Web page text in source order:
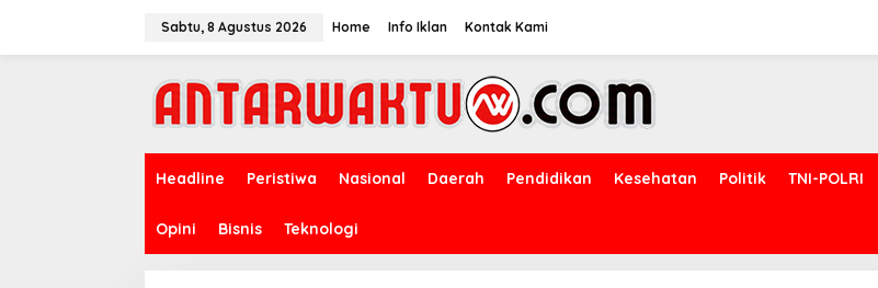
Sabtu, 8 Agustus 2026 Home Info Iklan Kontak Kami
Headline Peristiwa Nasional Daerah Pendidikan Kesehatan Politik TNI-POLRI
Opini Bisnis Teknologi